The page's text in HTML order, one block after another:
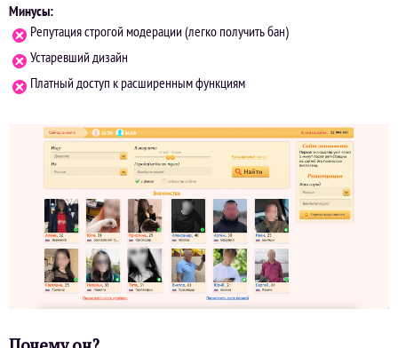
Минусы:
Репутация строгой модерации (легко получить бан)
Устаревший дизайн
Платный доступ к расширенным функциям